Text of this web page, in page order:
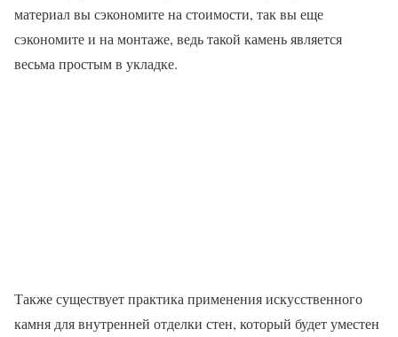
материал вы сэкономите на стоимости, так вы еще
сэкономите и на монтаже, ведь такой камень является
весьма простым в укладке.
Также существует практика применения искусственного
камня для внутренней отделки стен, который будет уместен